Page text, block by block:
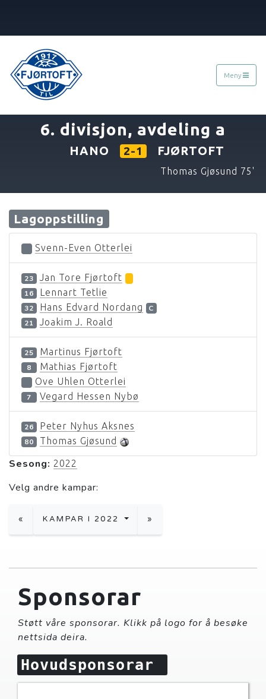
Meny
6. divisjon, avdeling a
HANO 2-1 FJØRTOFT
Thomas Gjøsund 75'
Lagoppstilling
Svenn-Even Otterlei
23 Jan Tore Fjørtoft
16 Lennart Tetlie
32 Hans Edvard Nordang
C
21
Joakim J. Roald
25 Martinus Fjørtoft
8
Mathias Fjørtoft
Ove Uhlen Otterlei
7 Vegard Hessen Nybø
26 Peter Nyhus Aksnes
80 Thomas Gjøsund
Sesong: 2022
Velg andre kampar:
« KAMPAR I 2022 »
Sponsorar
Støtt våre sponsorar. Klikk på logo for å besøke
nettsida deira.
Hovudsponsorar